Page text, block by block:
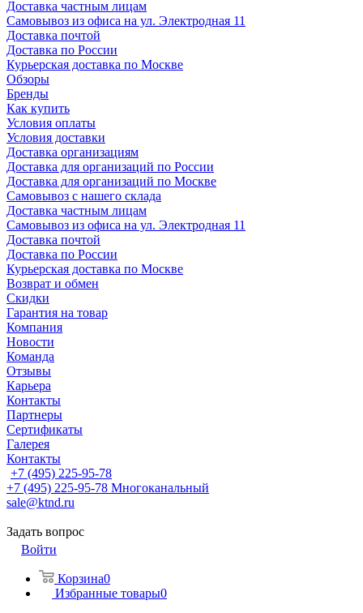
Доставка частным лицам
Самовывоз из офиса на ул. Электродная 11
Доставка почтой
Доставка по России
Курьерская доставка по Москве
Обзоры
Бренды
Как купить
Условия оплаты
Условия доставки
Доставка организациям
Доставка для организаций по России
Доставка для организаций по Москве
Самовывоз с нашего склада
Доставка частным лицам
Самовывоз из офиса на ул. Электродная 11
Доставка почтой
Доставка по России
Курьерская доставка по Москве
Возврат и обмен
Скидки
Гарантия на товар
Компания
Новости
Команда
Отзывы
Карьера
Контакты
Партнеры
Сертификаты
Галерея
Контакты
+7 (495) 225-95-78
+7 (495) 225-95-78 Многоканальный
sale@ktnd.ru
Задать вопрос
Войти
Корзина0
Избранные товары0